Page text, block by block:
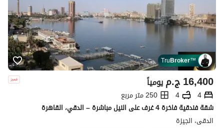
TruBroker™
ج.م16,400 يومياً
4
4
250 متر مربع
شقة فندقية فاخرة 4 غرف على النيل مباشرة – الدقي، القاهرة
الدقى، الجيزة